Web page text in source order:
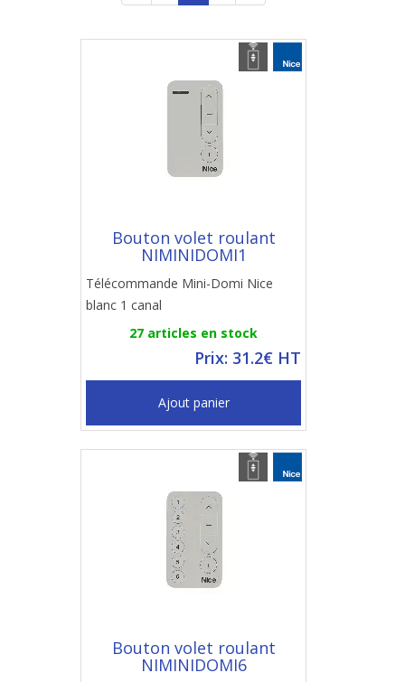
Bouton volet roulant
NIMINIDOMI1
Télécommande Mini-Domi Nice
blanc 1 canal
27 articles en stock
Prix: 31.2€ HT
Ajout panier
Bouton volet roulant
NIMINIDOMI6